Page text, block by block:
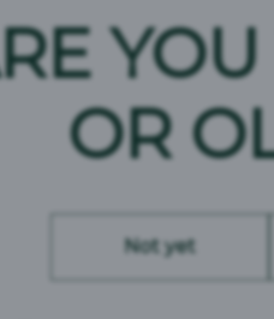
Niasiini: 8 mg (50 %*)
B6-vitamiini: 0,3 mg
Pantoteenihappo: 2
YOU
OR
Not yet